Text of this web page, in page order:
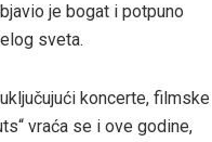
je bogat i potpuno
sveta.
koncerte, filmske
vraća se i ove godine,